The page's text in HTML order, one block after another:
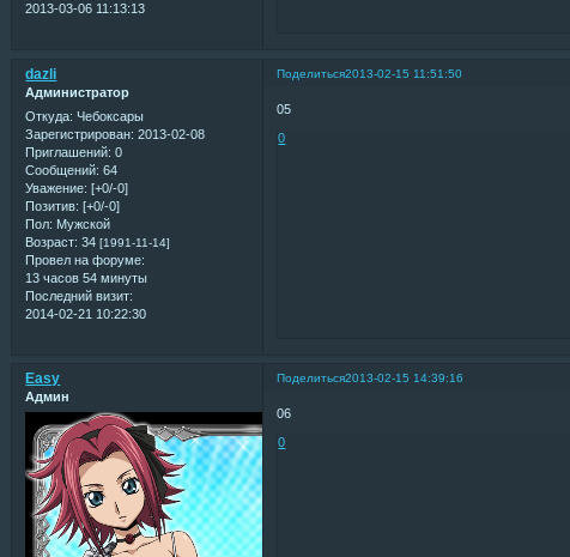
2013-03-06 11:13:13
Поделиться2013-02-15 11:51:50
dazli
Администратор
Откуда: Чебоксары
Зарегистрирован: 2013-02-08
Приглашений: 0
Сообщений: 64
Уважение: [+0/-0]
Позитив: [+0/-0]
Пол: Мужской
Возраст: 34[1991-11-14]
Провел на форуме:
13 часов 54 минуты
Последний визит:
2014-02-21 10:22:30
05
0
Поделиться2013-02-15 14:39:16
Easy
Админ
06
0